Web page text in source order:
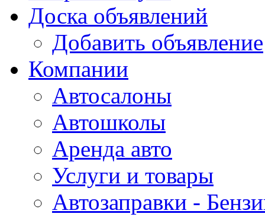
Доска объявлений
Добавить объявление
Компании
Автосалоны
Автошколы
Аренда авто
Услуги и товары
Автозаправки -